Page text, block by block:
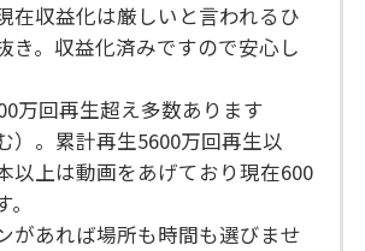
在収益化は厳しいと言われるひ
き。収益化済みですので安心し
万回再生超え多数あります
）。累計再生5600万回再生以
上は動画をあげており現在600
があれば場所も時間も選びませ